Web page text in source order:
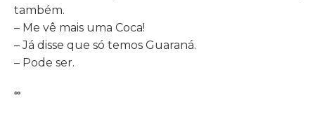
também.
– Me vê mais uma Coca!
– Já disse que só temos Guaraná.
– Pode ser.
∞